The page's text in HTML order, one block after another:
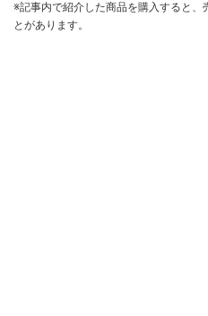
※記事内で紹介した商品を購入すると、
とがあります。